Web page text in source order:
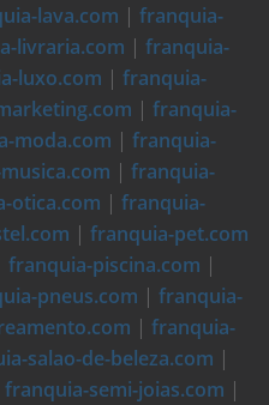
lava.com | franquia-
livraria.com | franquia-
luxo.com | franquia-
| franquia-
moda.com | franquia-
| franquia-
otica.com | franquia-
| franquia-pet.com
franquia-piscina.com |
pneus.com | franquia-
| franquia-
salao-de-beleza.com |
franquia-semi-joias.com |